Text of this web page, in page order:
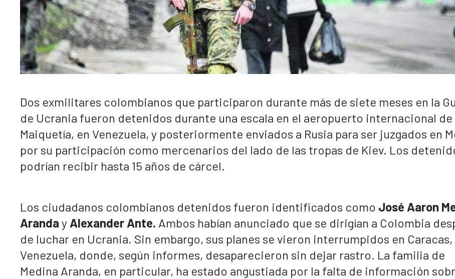
Dos exmilitares colombianos que participaron durante más de siete meses en la
de Ucrania fueron detenidos durante una escala en el aeropuerto internacional de
Maiquetía, en Venezuela, y posteriormente enviados a Rusia para ser juzgados en
por su participación como mercenarios del lado de las tropas de Kiev. Los
podrían recibir hasta 15 años de cárcel.
Los ciudadanos colombianos detenidos fueron identificados como José Aaron
Aranda y Alexander Ante. Ambos habían anunciado que se dirigían a Colombia
de luchar en Ucrania. Sin embargo, sus planes se vieron interrumpidos en Caracas,
Venezuela, donde, según informes, desaparecieron sin dejar rastro. La familia de
Medina Aranda, en particular, ha estado angustiada por la falta de información